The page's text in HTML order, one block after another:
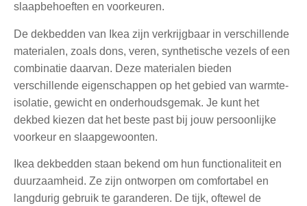
slaapbehoeften en voorkeuren.
De dekbedden van Ikea zijn verkrijgbaar in verschillende
materialen, zoals dons, veren, synthetische vezels of een
combinatie daarvan. Deze materialen bieden
verschillende eigenschappen op het gebied van warmte-
isolatie, gewicht en onderhoudsgemak. Je kunt het
dekbed kiezen dat het beste past bij jouw persoonlijke
voorkeur en slaapgewoonten.
Ikea dekbedden staan bekend om hun functionaliteit en
duurzaamheid. Ze zijn ontworpen om comfortabel en
langdurig gebruik te garanderen. De tijk, oftewel de